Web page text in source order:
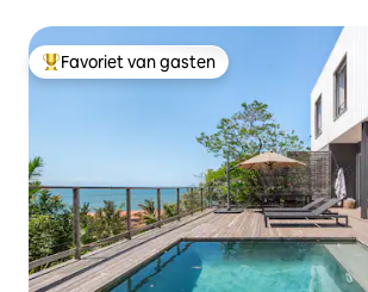
Topfavoriet van gasten
Favoriet van gasten